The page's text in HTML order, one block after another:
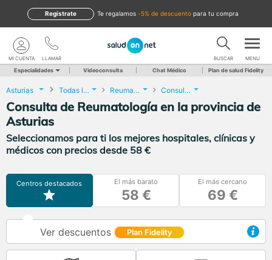
te regalamos -5% de descuento para tu compra
Regístrate
LLAMAR
MI CUENTA BUSCAR MENU
Especialidades Videoconsulta Chat Médico Plan de salud Fidelity
Asturias Todas las localidades Reumatología Consulta de Reumatología
Consulta de Reumatología en la provincia de
Asturias
Seleccionamos para ti los mejores hospitales, clínicas y
médicos con precios desde 58 €
Centros destacados El más barato
58 €
El más cercano
69 €
Ver descuentos Plan Fidelity